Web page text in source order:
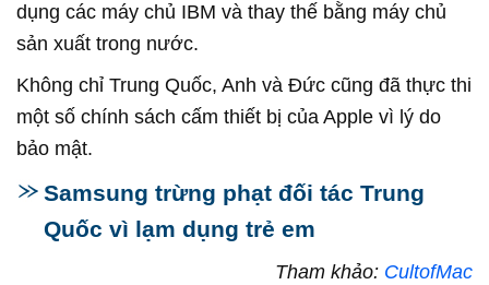
dụng các máy chủ IBM và thay thế bằng máy chủ
sản xuất trong nước.
Không chỉ Trung Quốc, Anh và Đức cũng đã thực thi
một số chính sách cấm thiết bị của Apple vì lý do
bảo mật.
Samsung trừng phạt đối tác Trung
Quốc vì lạm dụng trẻ em
Tham khảo: CultofMac